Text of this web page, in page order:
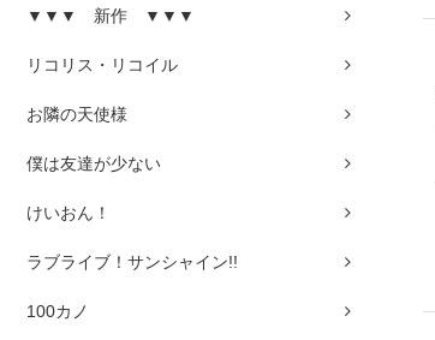
▼▼▼ 新作 ▼▼▼
リコリス・リコイル
お隣の天使様
僕は友達が少ない
けいおん！
ラブライブ！サンシャイン!!
100カノ